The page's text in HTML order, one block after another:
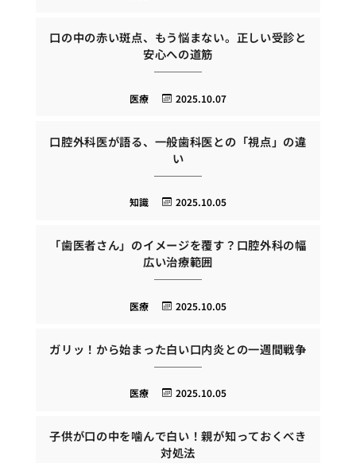
口の中の赤い斑点、もう悩まない。正しい受診と
安心への道筋
2025.10.07
医療
口腔外科医が語る、一般歯科医との「視点」の違
い
2025.10.05
知識
「歯医者さん」のイメージを覆す？口腔外科の幅
広い治療範囲
2025.10.05
医療
ガリッ！から始まった白い口内炎との一週間戦争
2025.10.05
医療
子供が口の中を噛んで白い！親が知っておくべき
対処法